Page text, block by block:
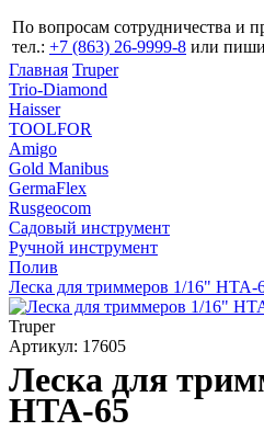
По вопросам сотрудничества и
тел.: +7 (863) 26‐9999‐8 или
Главная Truper
Trio-Diamond
Haisser
TOOLFOR
Amigo
Gold Manibus
GermaFlex
Rusgeocom
Садовый инструмент
Ручной инструмент
Полив
Леска для триммеров 1/16" HTA-
Truper
Артикул: 17605
Леска для
HTA-65